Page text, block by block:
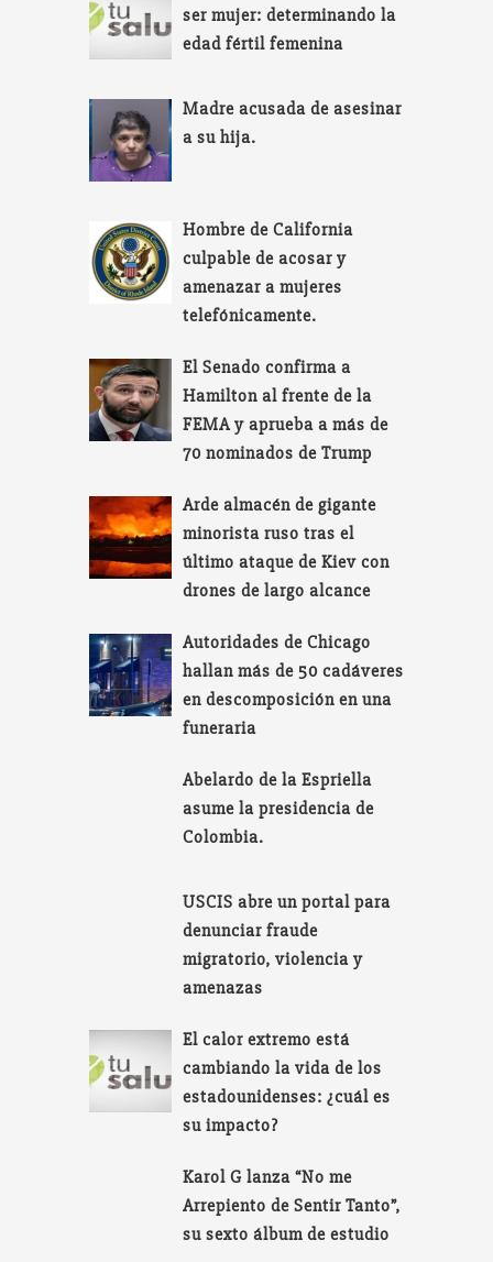
ser mujer: determinando la
edad fértil femenina
Madre acusada de asesinar
a su hija.
Hombre de California
culpable de acosar y
amenazar a mujeres
telefónicamente.
El Senado confirma a
Hamilton al frente de la
FEMA y aprueba a más de
70 nominados de Trump
Arde almacén de gigante
minorista ruso tras el
último ataque de Kiev con
drones de largo alcance
Autoridades de Chicago
hallan más de 50 cadáveres
en descomposición en una
funeraria
Abelardo de la Espriella
asume la presidencia de
Colombia.
USCIS abre un portal para
denunciar fraude
migratorio, violencia y
amenazas
El calor extremo está
cambiando la vida de los
estadounidenses: ¿cuál es
su impacto?
Karol G lanza “No me
Arrepiento de Sentir Tanto”,
su sexto álbum de estudio